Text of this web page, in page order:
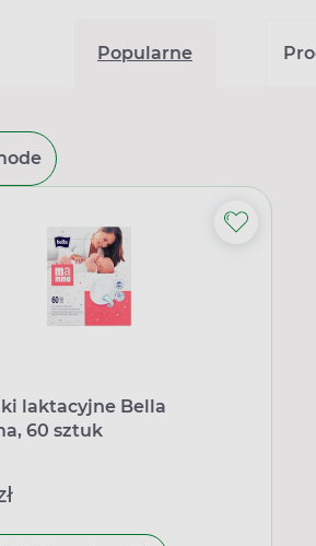
Popularne
laktacyjne Bella
60 sztuk